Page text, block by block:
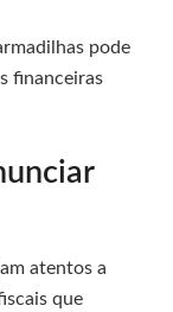
pode
financeiras
atentos a
que